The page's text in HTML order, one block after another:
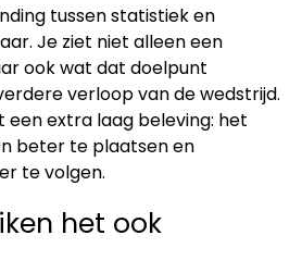
tussen statistiek en
Je ziet niet alleen een
ook wat dat doelpunt
verloop van de wedstrijd.
een extra laag beleving: het
beter te plaatsen en
te volgen.
het ook